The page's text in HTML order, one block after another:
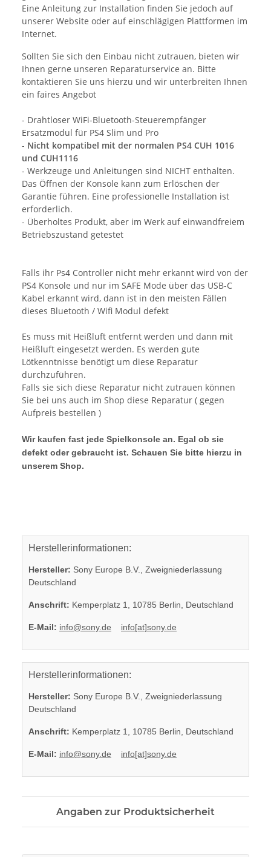
Eine Anleitung zur Installation finden Sie jedoch auf
unserer Website oder auf einschlägigen Plattformen im
Internet.
Sollten Sie sich den Einbau nicht zutrauen, bieten wir
Ihnen gerne unseren Reparaturservice an. Bitte
kontaktieren Sie uns hierzu und wir unterbreiten Ihnen
ein faires Angebot
- Drahtloser WiFi-Bluetooth-Steuerempfänger
Ersatzmodul für PS4 Slim und Pro
- Nicht kompatibel mit der normalen PS4 CUH 1016
und CUH1116
- Werkzeuge und Anleitungen sind NICHT enthalten.
Das Öffnen der Konsole kann zum Erlöschen der
Garantie führen. Eine professionelle Installation ist
erforderlich.
- Überholtes Produkt, aber im Werk auf einwandfreiem
Betriebszustand getestet
Falls ihr Ps4 Controller nicht mehr erkannt wird von der
PS4 Konsole und nur im SAFE Mode über das USB-C
Kabel erkannt wird, dann ist in den meisten Fällen
dieses Bluetooth / Wifi Modul defekt
Es muss mit Heißluft entfernt werden und dann mit
Heißluft eingesetzt werden. Es werden gute
Lötkenntnisse benötigt um diese Reparatur
durchzuführen.
Falls sie sich diese Reparatur nicht zutrauen können
Sie bei uns auch im Shop diese Reparatur ( gegen
Aufpreis bestellen )
Wir kaufen fast jede Spielkonsole an. Egal ob sie
defekt oder gebraucht ist. Schauen Sie bitte hierzu in
unserem Shop.
Herstellerinformationen:
Hersteller: Sony Europe B.V., Zweigniederlassung
Deutschland
Anschrift: Kemperplatz 1, 10785 Berlin, Deutschland
E-Mail: info@sony.de info[at]sony.de
Herstellerinformationen:
Hersteller: Sony Europe B.V., Zweigniederlassung
Deutschland
Anschrift: Kemperplatz 1, 10785 Berlin, Deutschland
E-Mail: info@sony.de info[at]sony.de
Angaben zur Produktsicherheit